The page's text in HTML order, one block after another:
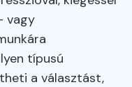
vagy
típusú
a választást,